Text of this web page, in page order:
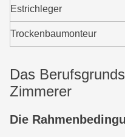
Estrichleger
Trockenbaumonteur
Das
Zimmerer
Die